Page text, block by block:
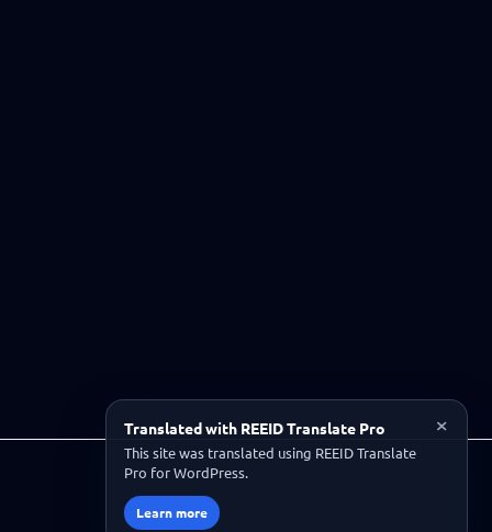
×
Translated with REEID Translate Pro
This site was translated using REEID Translate
Pro for WordPress.
Learn more